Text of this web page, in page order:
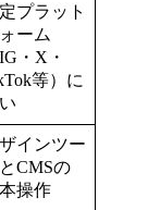
プラット
ーム
IG・X・
等）に
インツー
CMSの
操作